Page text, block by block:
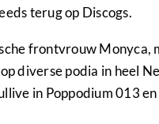
terug op Discogs.
frontvrouw Monyca,
diverse podia in heel
in Poppodium 013